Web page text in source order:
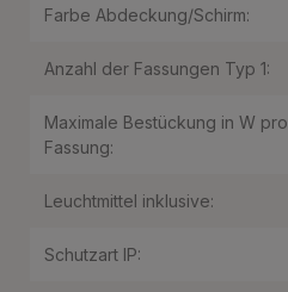
Farbe Abdeckung/Schirm:
Anzahl der Fassungen Typ 1:
Maximale Bestückung in W pro
Fassung:
Leuchtmittel inklusive:
Schutzart IP: